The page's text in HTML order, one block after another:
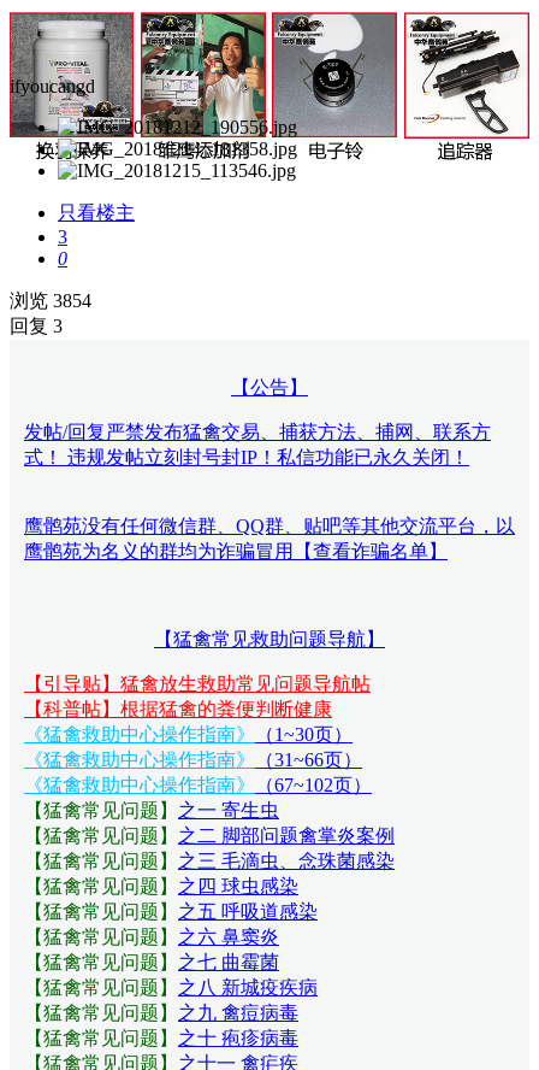
ifyoucangd
只看楼主
3
0
浏览 3854
回复 3
【公告】
发帖/回复严禁发布猛禽交易、捕获方法、捕网、联系方
式！ 违规发帖立刻封号封IP！私信功能已永久关闭！
鹰鹘苑没有任何微信群、QQ群、贴吧等其他交流平台，以
鹰鹘苑为名义的群均为诈骗冒用【查看诈骗名单】
【猛禽常见救助问题导航】
【引导贴】猛禽放生救助常见问题导航帖
【科普帖】根据猛禽的粪便判断健康
《猛禽救助中心操作指南》
（1~30页）
《猛禽救助中心操作指南》
（31~66页）
《猛禽救助中心操作指南》
（67~102页）
【猛禽常见问题 】 之一 寄生虫
【猛禽常见问题 】 之二 脚部问题禽掌炎案例
【猛禽常见问题 】 之三 毛滴虫、念珠菌感染
【猛禽常见问题 】 之四 球虫感染
【猛禽常见问题 】 之五 呼吸道感染
【猛禽常见问题 】 之六 鼻窦炎
【猛禽常见问题 】 之七 曲霉菌
【猛禽常见问题 】 之八 新城疫疾病
【猛禽常见问题 】 之九 禽痘病毒
【猛禽常见问题 】 之十 疱疹病毒
【猛禽常见问题 】 之十一 禽疟疾